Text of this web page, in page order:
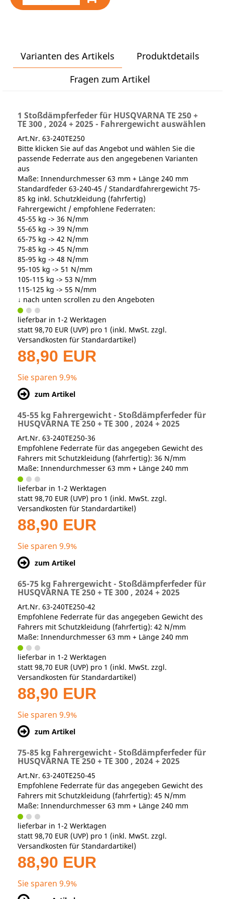
Varianten des Artikels
Produktdetails
Fragen zum Artikel
1 Stoßdämpferfeder für HUSQVARNA TE 250 +
TE 300 , 2024 + 2025 - Fahrergewicht auswählen
Art.Nr. 63-240TE250
Bitte klicken Sie auf das Angebot und wählen Sie die
passende Federrate aus den angegebenen Varianten
aus
Maße: Innendurchmesser 63 mm + Länge 240 mm
Standardfeder 63-240-45 / Standardfahrergewicht 75-
85 kg inkl. Schutzkleidung (fahrfertig)
Fahrergewicht / empfohlene Federraten:
45-55 kg -> 36 N/mm
55-65 kg -> 39 N/mm
65-75 kg -> 42 N/mm
75-85 kg -> 45 N/mm
85-95 kg -> 48 N/mm
95-105 kg -> 51 N/mm
105-115 kg -> 53 N/mm
115-125 kg -> 55 N/mm
↓ nach unten scrollen zu den Angeboten
lieferbar in 1-2 Werktagen
statt 98,70 EUR (UVP) pro 1 (inkl. MwSt. zzgl.
Versandkosten für Standardartikel)
88,90 EUR
Sie sparen 9.9%
zum Artikel
45-55 kg Fahrergewicht - Stoßdämpferfeder für
HUSQVARNA TE 250 + TE 300 , 2024 + 2025
Art.Nr. 63-240TE250-36
Empfohlene Federrate für das angegeben Gewicht des
Fahrers mit Schutzkleidung (fahrfertig): 36 N/mm
Maße: Innendurchmesser 63 mm + Länge 240 mm
lieferbar in 1-2 Werktagen
statt 98,70 EUR (UVP) pro 1 (inkl. MwSt. zzgl.
Versandkosten für Standardartikel)
88,90 EUR
Sie sparen 9.9%
zum Artikel
65-75 kg Fahrergewicht - Stoßdämpferfeder für
HUSQVARNA TE 250 + TE 300 , 2024 + 2025
Art.Nr. 63-240TE250-42
Empfohlene Federrate für das angegeben Gewicht des
Fahrers mit Schutzkleidung (fahrfertig): 42 N/mm
Maße: Innendurchmesser 63 mm + Länge 240 mm
lieferbar in 1-2 Werktagen
statt 98,70 EUR (UVP) pro 1 (inkl. MwSt. zzgl.
Versandkosten für Standardartikel)
88,90 EUR
Sie sparen 9.9%
zum Artikel
75-85 kg Fahrergewicht - Stoßdämpferfeder für
HUSQVARNA TE 250 + TE 300 , 2024 + 2025
Art.Nr. 63-240TE250-45
Empfohlene Federrate für das angegeben Gewicht des
Fahrers mit Schutzkleidung (fahrfertig): 45 N/mm
Maße: Innendurchmesser 63 mm + Länge 240 mm
lieferbar in 1-2 Werktagen
statt 98,70 EUR (UVP) pro 1 (inkl. MwSt. zzgl.
Versandkosten für Standardartikel)
88,90 EUR
Sie sparen 9.9%